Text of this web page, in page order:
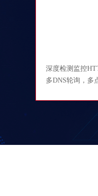
深度检测监控
多DNS轮询，多